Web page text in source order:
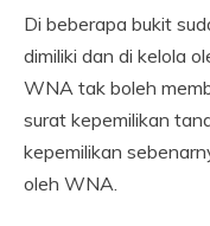
Di beberapa bukit
dimiliki dan di kelola
WNA tak boleh
surat kepemilikan
kepemilikan
oleh WNA.